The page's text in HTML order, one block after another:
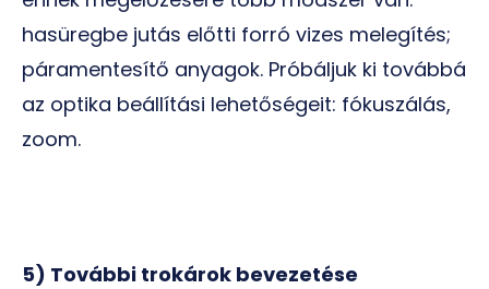
hasüregbe jutás előtti forró vizes melegítés;
páramentesítő anyagok. Próbáljuk ki továbbá
az optika beállítási lehetőségeit: fókuszálás,
zoom.
5) További trokárok bevezetése